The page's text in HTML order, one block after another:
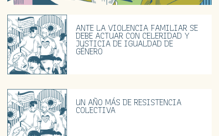
ANTE LA VIOLENCIA FAMILIAR SE
DEBE ACTUAR CON CELERIDAD Y
JUSTICIA DE IGUALDAD DE
GÉNERO
UN AÑO MÁS DE RESISTENCIA
COLECTIVA